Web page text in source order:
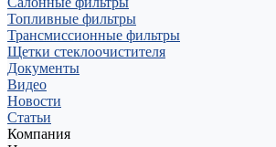
Топливные фильтры
Трансмиссионные фильтры
Щетки стеклоочистителя
Документы
Видео
Новости
Статьи
Компания